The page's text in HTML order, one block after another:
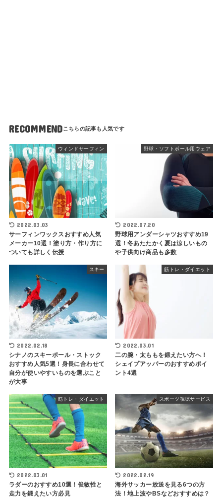
RECOMMEND
ウィンドサーフィン
2022.03.03
サーフィンワックスおすすめ人気
メーカー10選！塗り方・作り方に
ついても詳しく伝授
野球・ソフトボール用ウェア
2022.07.20
野球用アンダーシャツおすすめ19
選！冬あたたかく夏は涼しいもの
や子供向け商品も多数
スキー
2022.02.18
シナノのスキーポール・ストック
おすすめ人気5選！身長に合わせて
自分が使いやすいものを選ぶこと
が大事
筋トレ・ダイエット
2022.03.01
二の腕・太ももを鍛えたい方へ！
シェイプアッパーのおすすめポイ
ント4選
筋トレ・ダイエット
2022.03.01
ラダーのおすすめ10選！俊敏性と
走力を鍛えたい方必見
スポーツ視聴サービス
2022.02.19
海外サッカー放送を見る6つの方
法！地上波やBSなどおすすめは？